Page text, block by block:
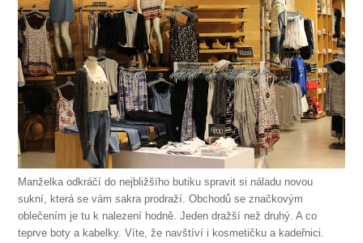
Manželka odkráčí do nejbližšího butiku spravit si náladu novou
sukní, která se vám sakra prodraží. Obchodů se značkovým
oblečením je tu k nalezení hodně. Jeden dražší než druhý. A co
teprve boty a kabelky. Víte, že navštíví i kosmetičku a kadeřnici.